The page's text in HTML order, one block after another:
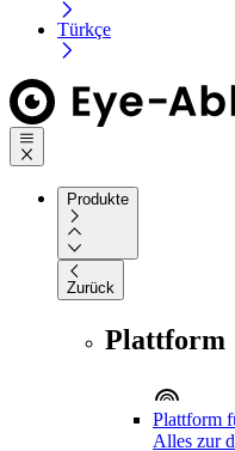
Türkçe
Produkte
Zurück
Plattform
Plattform
Alles zur